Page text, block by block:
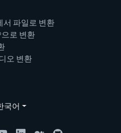
서 파일로 변환
로 변환
오 변환
국어